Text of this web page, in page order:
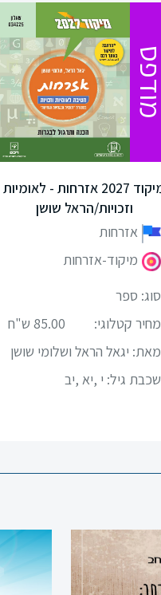
מודפס
מיקוד 2027 אזרחות - לאומיות
וזכויות/הראל שושן
אזרחות
מיקוד-אזרחות
סוג: ספר
מחיר קטלוגי:
85.00 ש"ח
מאת: יגאל הראל ושלומי שושן
שכבת גיל: י ,יא ,יב